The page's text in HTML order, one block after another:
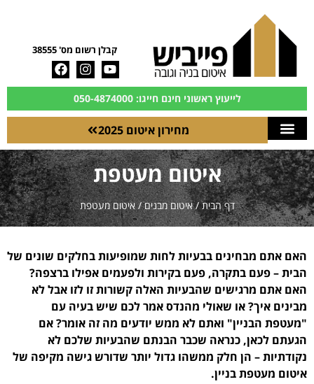
קבלן רשום מס' 38555
לייעוץ ראשוני חינם חייגו: 050-4874000
מחירון איטום 2025
איטום מעטפת
דף הבית/איטום מבנים/איטום מעטפת
האם אתם מבחינים בבעיות לחות שמופיעות בחלקים שונים של
הבית – פעם בתקרה, פעם בקירות ולפעמים אפילו ברצפה?
האם אתם מרגישים שהבעיות האלה קשורות זו לזו אבל לא
מבינים איך? או שאולי מהנדס אמר לכם שיש בעיה עם
"מעטפת הבניין" ואתם לא ממש יודעים מה זה אומר? אם
הגעתם לכאן, כנראה שכבר הבנתם שהבעיות שלכם לא
נקודתיות – הן חלק ממשהו גדול יותר שדורש גישה מקיפה של
איטום מעטפת בניין.